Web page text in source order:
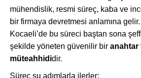
mühendislik, resmi süreç, kaba ve
bir firmaya devretmesi anlamına
Kocaeli’de bu süreci baştan sona
şekilde yöneten güvenilir bir anahtar
müteahhididir.
Süreç şu adımlarla ilerler: